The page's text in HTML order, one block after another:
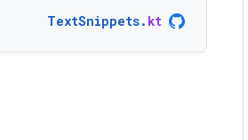
TextSnippets. kt